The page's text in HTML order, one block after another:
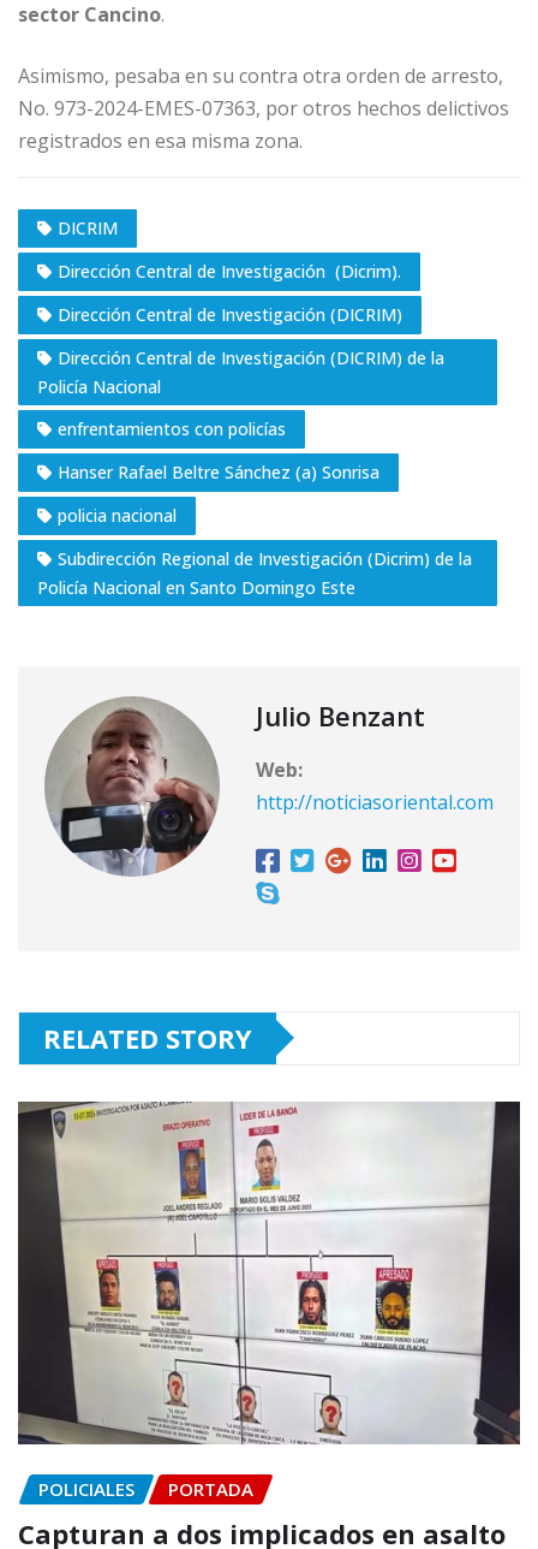
sector Cancino.
Asimismo, pesaba en su contra otra orden de arresto,
No. 973-2024-EMES-07363, por otros hechos delictivos
registrados en esa misma zona.
DICRIM
Dirección Central de Investigación (Dicrim).
Dirección Central de Investigación (DICRIM)
Dirección Central de Investigación (DICRIM) de la
Policía Nacional
enfrentamientos con policías
Hanser Rafael Beltre Sánchez (a) Sonrisa
policia nacional
Subdirección Regional de Investigación (Dicrim) de la
Policía Nacional en Santo Domingo Este
Julio Benzant
Web:
http://noticiasoriental.com
RELATED STORY
POLICIALES PORTADA
Capturan a dos implicados en asalto